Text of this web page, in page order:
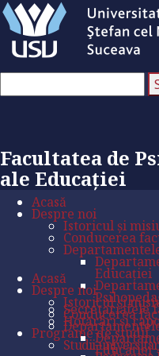
Facultatea de
ale Educației
Acasă
Despre noi
Istoricul și
Conducerea
Educației
Secretariatele
Hotărâri și
Programe de studii
Studii
Acasă
Despre noi
Istoricul și
Conducerea
Educației